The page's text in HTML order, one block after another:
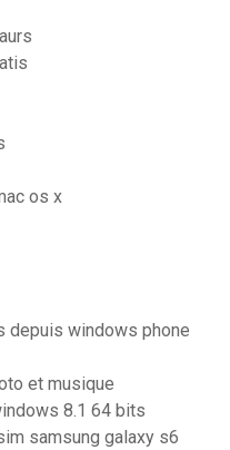
os x
depuis windows phone
et musique
8.1 64 bits
samsung galaxy s6